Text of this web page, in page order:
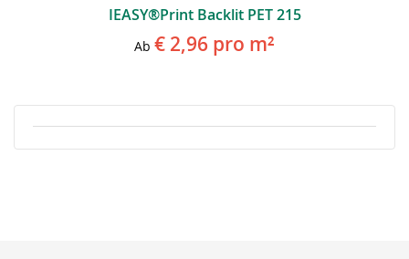
IEASY®Print Backlit PET 215
Ab € 2,96 pro m²